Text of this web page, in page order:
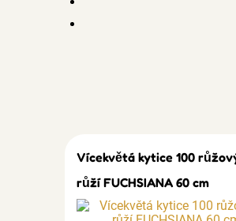
Vícekvětá kytice 100
růží FUCHSIANA 60 cm